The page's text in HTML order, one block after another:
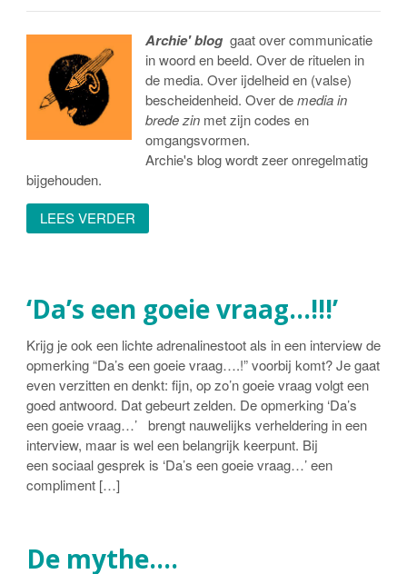
Archie' blog gaat over communicatie
in woord en beeld. Over de rituelen in
de media. Over ijdelheid en (valse)
bescheidenheid. Over demedia in
brede zin met zijn codes en
omgangsvormen.
Archie's blog wordt zeer onregelmatig
bijgehouden.
LEES VERDER
‘Da’s een goeie vraag…!!!’
Krijg je ook een lichte adrenalinestoot als in een interview de
opmerking “Da’s een goeie vraag….!” voorbij komt? Je gaat
even verzitten en denkt: fijn, op zo’n goeie vraag volgt een
goed antwoord. Dat gebeurt zelden. De opmerking ‘Da’s
een goeie vraag…’ brengt nauwelijks verheldering in een
interview, maar is wel een belangrijk keerpunt. Bij
een sociaal gesprek is ‘Da’s een goeie vraag…’ een
compliment […]
De mythe….